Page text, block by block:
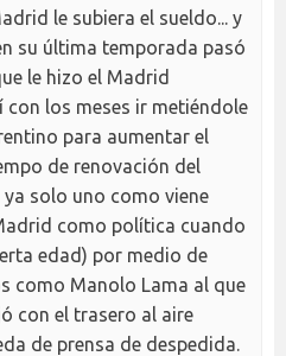
le subiera el sueldo... y
su última temporada pasó
le hizo el Madrid
con los meses ir metiéndole
para aumentar el
de renovación del
solo uno como viene
como política cuando
edad) por medio de
como Manolo Lama al que
con el trasero al aire
de prensa de despedida.